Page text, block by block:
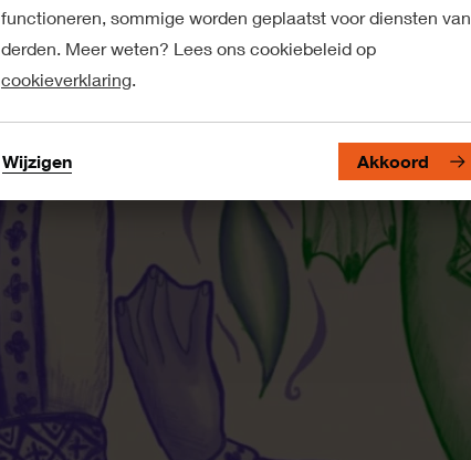
functioneren, sommige worden geplaatst voor diensten van
derden. Meer weten? Lees ons cookiebeleid op
cookieverklaring.
Wijzigen Akkoord